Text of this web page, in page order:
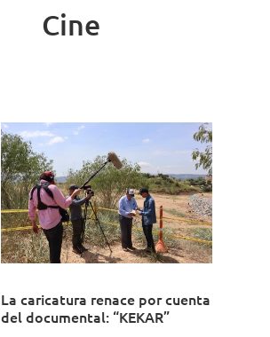
Cine
La caricatura renace por cuenta
del documental: “KEKAR”